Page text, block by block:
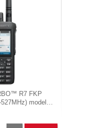
R7 FKP
527MHz) model…